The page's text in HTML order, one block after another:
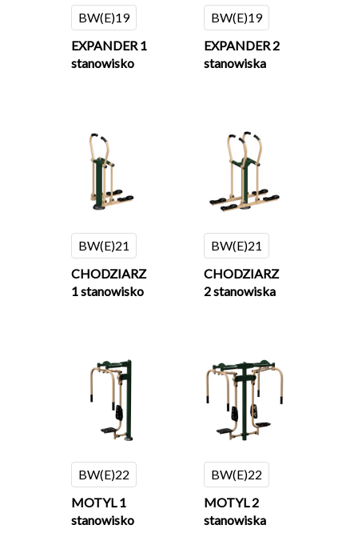
BW(E)19
EXPANDER 1
stanowisko
BW(E)19
EXPANDER 2
stanowiska
BW(E)21
CHODZIARZ
1 stanowisko
BW(E)21
CHODZIARZ
2 stanowiska
BW(E)22
MOTYL 1
stanowisko
BW(E)22
MOTYL 2
stanowiska